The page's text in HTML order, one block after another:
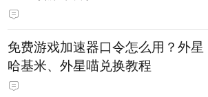
PY 正版3D消除手游《消消奇遇》
惊喜曝光
免费游戏加速器口令怎么用？外星
哈基米、外星喵兑换教程